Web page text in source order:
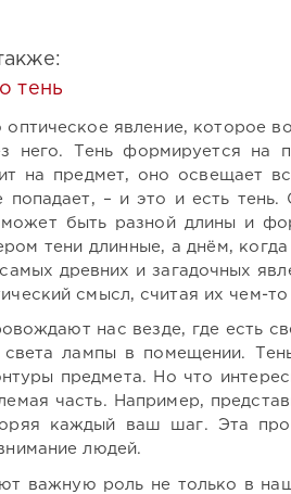
тень
оптическое явление, которое
него. Тень формируется на
на предмет, оно освещает
попадает, – и это и есть
может быть разной длины и
тени длинные, а днём,
древних и загадочных
смысл, считая их чем-
нас везде, где есть
света лампы в помещении.
предмета. Но что
часть. Например,
каждый ваш шаг. Эта
людей.
важную роль не только в